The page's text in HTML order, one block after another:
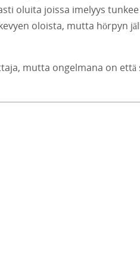
oluita joissa imelyys tunkee
oloista, mutta hörpyn
mutta ongelmana on että